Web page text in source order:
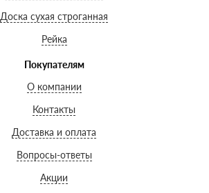
Доска сухая строганная
Рейка
Покупателям
О компании
Контакты
Доставка и оплата
Вопросы-ответы
Акции